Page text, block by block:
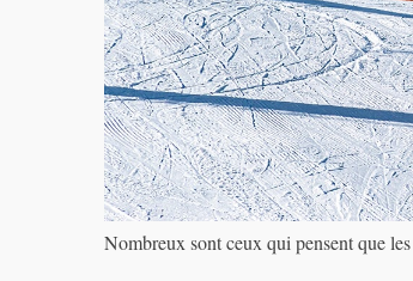
Nombreux sont ceux qui pensent que